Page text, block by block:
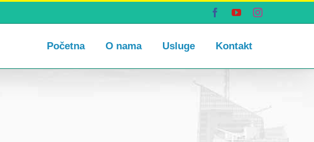
FacebookYouTubeInstagram
Početna O nama Usluge Kontakt